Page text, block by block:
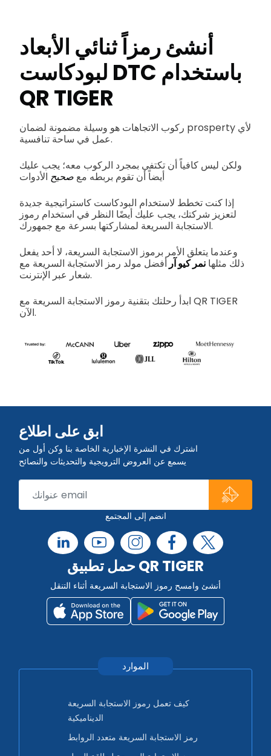
أنشئ رمزاً ثنائي الأبعاد
لبودكاست DTC باستخدام
QR TIGER
ركوب الاتجاهات هو وسيلة مضمونة لضمان prosperty لأي
عمل في ساحة تنافسية.
ولكن ليس كافياً أن تكتفي بمجرد الركوب معه؛ يجب عليك
أيضاً أن تقوم بربطه مع صحيح الأدوات
إذا كنت تخطط لاستخدام البودكاست كاستراتيجية جديدة
لتعزيز شركتك، يجب عليك أيضًا النظر في استخدام رموز
الاستجابة السريعة لمشاركتها بسرعة مع جمهورك.
وعندما يتعلق الأمر برموز الاستجابة السريعة، لا أحد يفعل
ذلك مثلها نمر كيو آر أفضل مولد رمز الاستجابة السريعة مع
شعار عبر الإنترنت.
ابدأ رحلتك بتقنية رموز الاستجابة السريعة مع QR TIGER
الآن.
ابق على اطلاع
اشترك في النشرة الإخبارية الخاصة بنا وكن أول من
يسمع عن العروض الترويجية والتحديثات والنصائح
انضم إلى المجتمع
حمل تطبيق QR TIGER
أنشئ وامسح رموز الاستجابة السريعة أثناء التنقل
الموارد
كيف تعمل رموز الاستجابة السريعة
الديناميكية
رمز الاستجابة السريعة متعدد الروابط